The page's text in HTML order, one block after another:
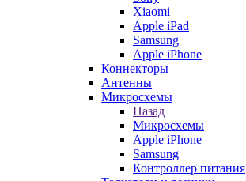
Xiaomi
Apple iPad
Samsung
Apple iPhone
Коннекторы
Антенны
Микросхемы
Назад
Микросхемы
Apple iPhone
Samsung
Контроллер питания